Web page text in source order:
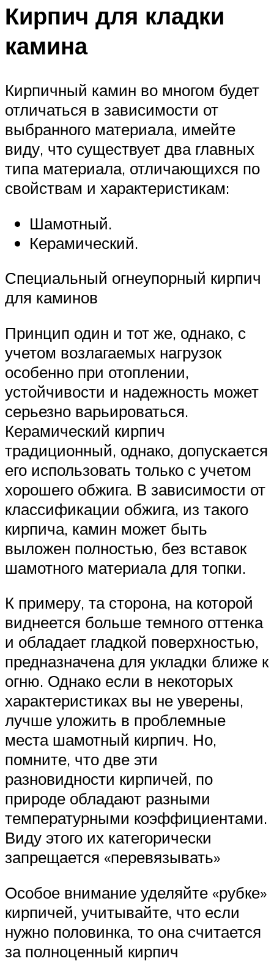
Кирпич для кладки
камина
Кирпичный камин во многом будет
отличаться в зависимости от
выбранного материала, имейте
виду, что существует два главных
типа материала, отличающихся по
свойствам и характеристикам:
Шамотный.
Керамический.
Специальный огнеупорный кирпич
для каминов
Принцип один и тот же, однако, с
учетом возлагаемых нагрузок
особенно при отоплении,
устойчивости и надежность может
серьезно варьироваться.
Керамический кирпич
традиционный, однако, допускается
его использовать только с учетом
хорошего обжига. В зависимости от
классификации обжига, из такого
кирпича, камин может быть
выложен полностью, без вставок
шамотного материала для топки.
К примеру, та сторона, на которой
виднеется больше темного оттенка
и обладает гладкой поверхностью,
предназначена для укладки ближе к
огню. Однако если в некоторых
характеристиках вы не уверены,
лучше уложить в проблемные
места шамотный кирпич. Но,
помните, что две эти
разновидности кирпичей, по
природе обладают разными
температурными коэффициентами.
Виду этого их категорически
запрещается «перевязывать»
Особое внимание уделяйте «рубке»
кирпичей, учитывайте, что если
нужно половинка, то она считается
за полноценный кирпич